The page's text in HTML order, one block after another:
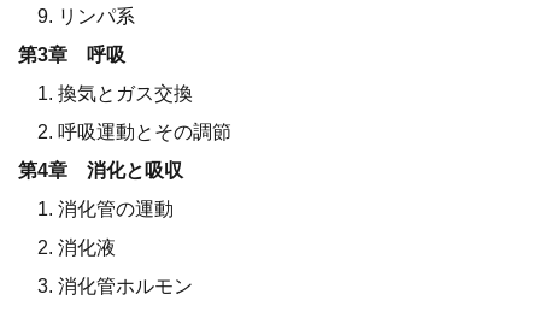
9. リンパ系
第3章 呼吸
1. 換気とガス交換
2. 呼吸運動とその調節
第4章 消化と吸収
1. 消化管の運動
2. 消化液
3. 消化管ホルモン